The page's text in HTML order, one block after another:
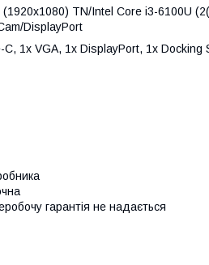
TN/Intel Core i3-6100U
DisplayPort
1x VGA, 1x DisplayPort, 1x
гарантія не надається